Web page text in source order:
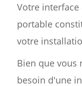
Votre
portable
votre
Bien que vous
besoin d'une